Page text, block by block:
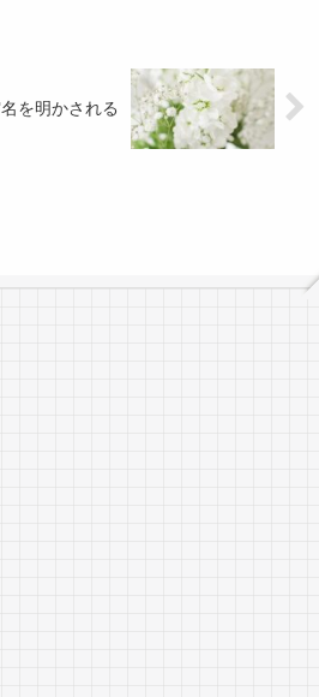
を明かされる